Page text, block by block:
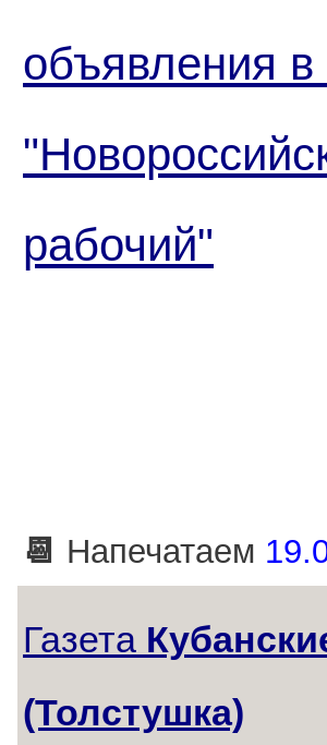
объявления в
рабочий"
📆 Напечатаем
Газета
(Толстушка)